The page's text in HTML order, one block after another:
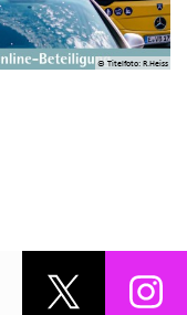
© Titelfoto: R.Heiss